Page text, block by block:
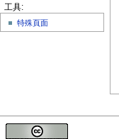
工具:
特殊頁面